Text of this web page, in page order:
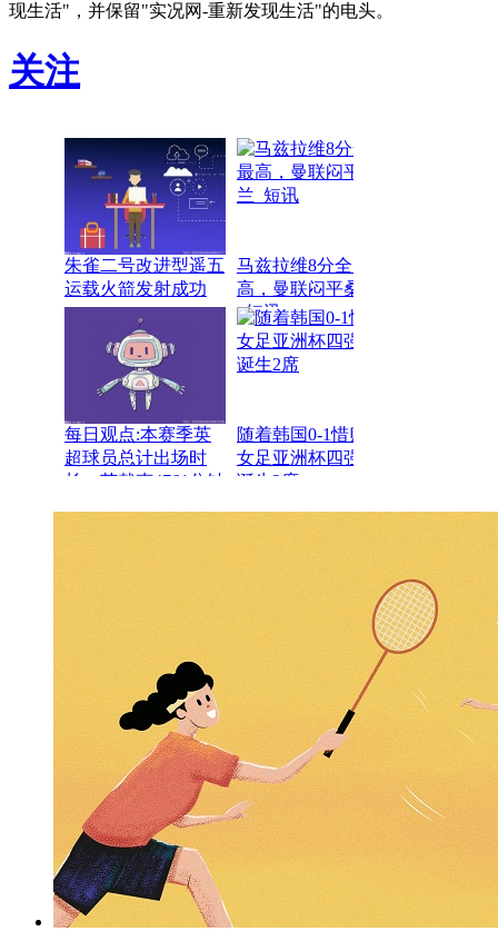
现生活"，并保留"实况网-重新发现生活"的电头。
关注
朱雀二号改进型遥五
运载火箭发射成功
马兹拉维8分全队最
高，曼联闷平桑德兰
_短讯
每日观点:本赛季英
超球员总计出场时
长：范戴克4761分钟
随着韩国0-1惜败，
女足亚洲杯四强已经
诞生2席